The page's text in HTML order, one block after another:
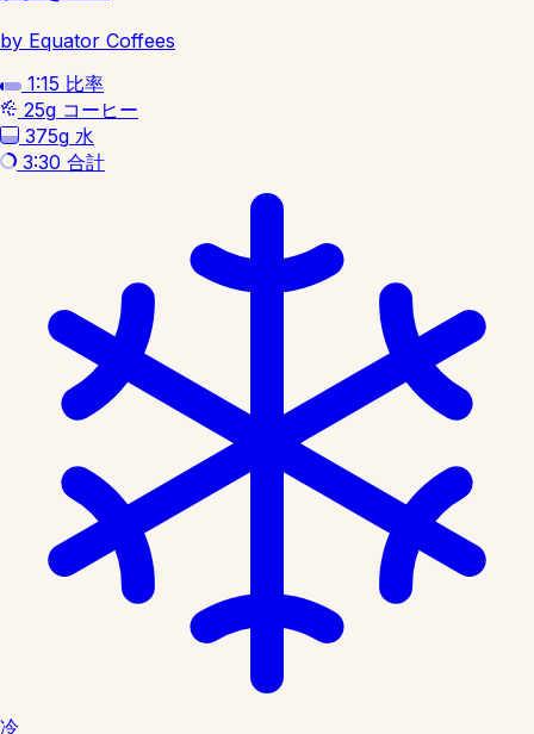
by Equator Coffees
1:15 比率
25g コーヒー
375g 水
3:30 合計
冷